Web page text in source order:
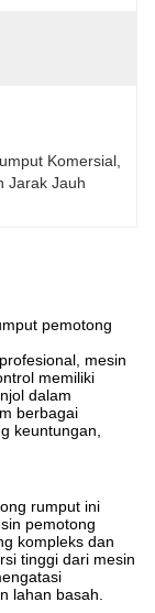
Komersial
Jarak Jauh
pemotong
mesin
memiliki
dalam
berbagai
keuntungan,
rumput ini
pemotong
kompleks dan
tinggi dari mesin
lahan basah.